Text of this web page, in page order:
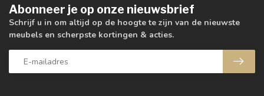
Abonneer je op onze nieuwsbrief
Schrijf u in om altijd op de hoogte te zijn van de nieuwste
meubels en scherpste kortingen & acties.